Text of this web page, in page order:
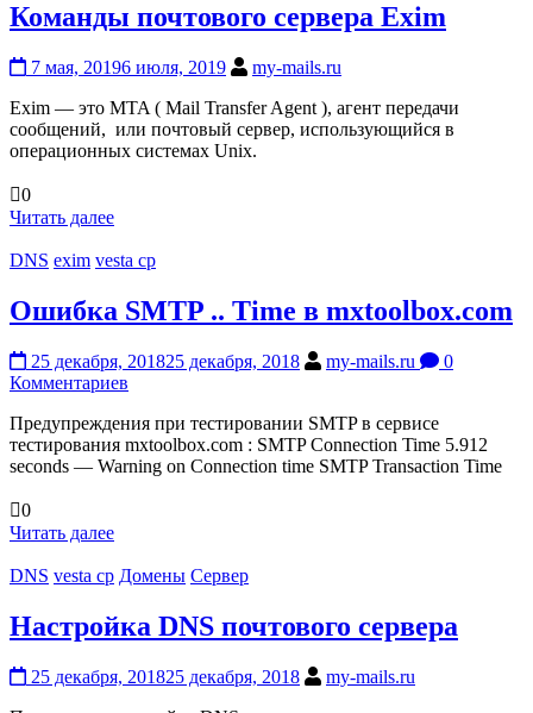
Команды почтового сервера Exim
7 мая, 20196 июля, 2019
my-mails.ru
Exim — это MTA ( Mail Transfer Agent ), агент передачи
сообщений, или почтовый сервер, использующийся в
операционных системах Unix.
0
Читать далее
DNS exim vesta cp
Ошибка SMTP .. Time в mxtoolbox.com
25 декабря, 201825 декабря, 2018 my-mails.ru
0
Комментариев
Предупреждения при тестировании SMTP в сервисе
тестирования mxtoolbox.com : SMTP Connection Time 5.912
seconds — Warning on Connection time SMTP Transaction Time
0
Читать далее
DNS vesta cp Домены Сервер
Настройка DNS почтового сервера
25 декабря, 201825 декабря, 2018
my-mails.ru